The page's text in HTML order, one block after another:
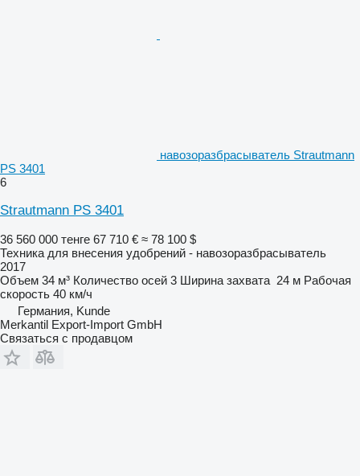
навозоразбрасыватель Strautmann
PS 3401
6
Strautmann PS 3401
36 560 000 тенге 67 710 € ≈ 78 100 $
Техника для внесения удобрений - навозоразбрасыватель
2017
Объем 34 м³ Количество осей 3 Ширина захвата 24 м Рабочая
скорость 40 км/ч
Германия, Kunde
Merkantil Export-Import GmbH
Связаться с продавцом